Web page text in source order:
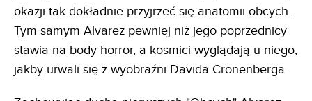
okazji tak dokładnie przyjrzeć się anatomii obcych.
Tym samym Alvarez pewniej niż jego poprzednicy
stawia na body horror, a kosmici wyglądają u niego,
jakby urwali się z wyobraźni Davida Cronenberga.